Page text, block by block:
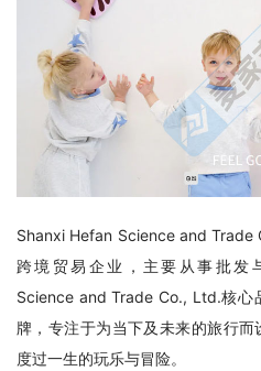
Shanxi Hefan Science and Trade
跨境贸易企业，主要从事批发
Science and Trade Co., Ltd.核心
牌，专注于为当下及未来的旅行
度过一生的玩乐与冒险。